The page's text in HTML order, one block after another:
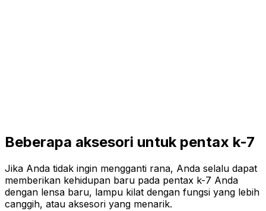
Beberapa aksesori untuk pentax k-7
Jika Anda tidak ingin mengganti rana, Anda selalu dapat
memberikan kehidupan baru pada pentax k-7 Anda
dengan lensa baru, lampu kilat dengan fungsi yang lebih
canggih, atau aksesori yang menarik.